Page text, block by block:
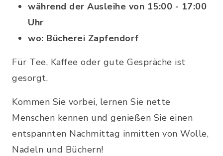
während der Ausleihe von 15:00 - 17:00
Uhr
wo: Bücherei Zapfendorf
Für Tee, Kaffee oder gute Gespräche ist
gesorgt.
Kommen Sie vorbei, lernen Sie nette
Menschen kennen und genießen Sie einen
entspannten Nachmittag inmitten von Wolle,
Nadeln und Büchern!